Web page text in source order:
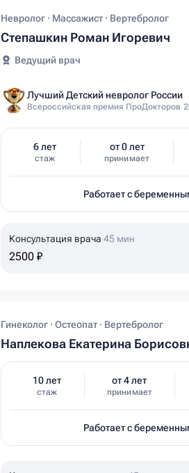
Невролог · Массажист · Вертебролог
Степашкин Роман Игоревич
Ведущий врач
Лучший Детский невролог России
Всероссийская премия ПроДокторов
6 лет
стаж
от 0 лет
принимает
Работает с
Консультация врача 45 мин
2500 ₽
Гинеколог · Остеопат · Вертебролог
Наплекова Екатерина
10 лет
стаж
от 4 лет
принимает
Работает с